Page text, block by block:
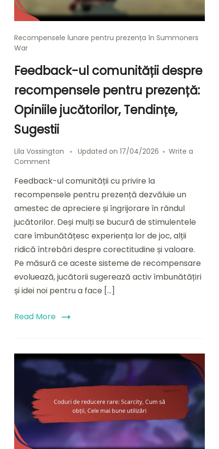
Recompensele lunare pentru prezența în Summoners
War
Feedback-ul comunității despre
recompensele pentru prezență:
Opiniile jucătorilor, Tendințe,
Sugestii
Lila Vossington Updated on 17/04/2026
Write a
Comment
ul
comunității
recompensele
pentru
prezență:
Opiniile
jucătorilor,
Tendințe,
Sugestii
Feedback-ul comunității cu privire la
recompensele pentru prezență dezvăluie un
amestec de apreciere și îngrijorare în rândul
jucătorilor. Deși mulți se bucură de stimulentele
care îmbunătățesc experiența lor de joc, alții
ridică întrebări despre corectitudine și valoare.
Pe măsură ce aceste sisteme de recompensare
evoluează, jucătorii sugerează activ îmbunătățiri
și idei noi pentru a face […]
Read More